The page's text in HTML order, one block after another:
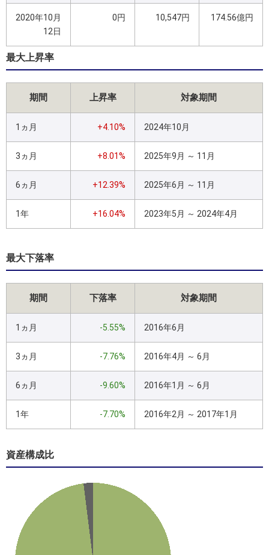
2020年10月
12日
0円 10,547円 174.56億円
最大上昇率
期間 上昇率 対象期間
1ヵ月 +4.10% 2024年10月
3ヵ月 +8.01% 2025年9月 ～ 11月
6ヵ月 +12.39% 2025年6月 ～ 11月
1年 +16.04% 2023年5月 ～ 2024年4月
最大下落率
期間 下落率 対象期間
1ヵ月 -5.55% 2016年6月
3ヵ月 -7.76% 2016年4月 ～ 6月
6ヵ月 -9.60% 2016年1月 ～ 6月
1年 -7.70% 2016年2月 ～ 2017年1月
資産構成比